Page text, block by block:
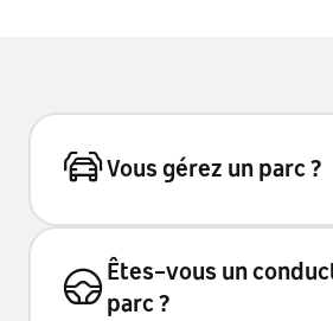
Vous gérez un parc ?
Êtes-vous un
parc ?